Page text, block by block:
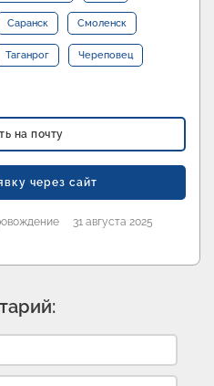
Саранск Смоленск
Таганрог Череповец
на почту
через сайт
31 августа 2025